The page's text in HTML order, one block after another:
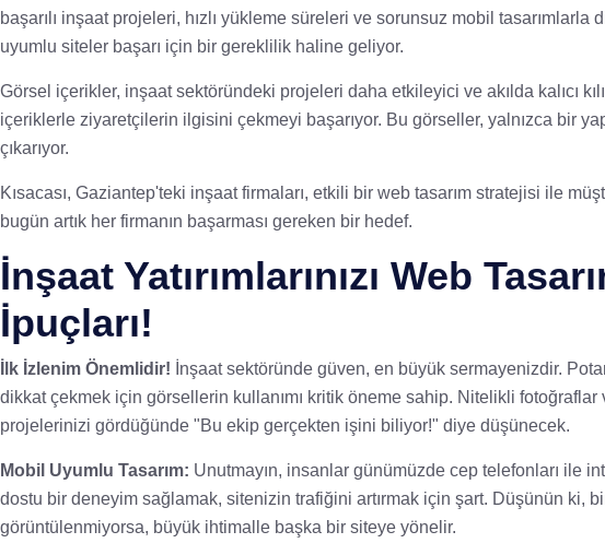
başarılı inşaat projeleri, hızlı yükleme süreleri ve sorunsuz mobil
uyumlu siteler başarı için bir gereklilik haline geliyor.
Görsel içerikler, inşaat sektöründeki projeleri daha etkileyici ve akılda kalıcı
içeriklerle ziyaretçilerin ilgisini çekmeyi başarıyor. Bu görseller, yalnızca bir
çıkarıyor.
Kısacası, Gaziantep'teki inşaat firmaları, etkili bir web tasarım stratejisi ile
bugün artık her firmanın başarması gereken bir hedef.
İnşaat Yatırımlarınızı Web
İpuçları!
İlk İzlenim Önemlidir! İnşaat sektöründe güven, en büyük sermayenizdir.
dikkat çekmek için görsellerin kullanımı kritik öneme sahip. Nitelikli
projelerinizi gördüğünde "Bu ekip gerçekten işini biliyor!" diye düşünecek.
Mobil Uyumlu Tasarım: Unutmayın, insanlar günümüzde cep telefonları ile
dostu bir deneyim sağlamak, sitenizin trafiğini artırmak için şart. Düşünün
görüntülenmiyorsa, büyük ihtimalle başka bir siteye yönelir.